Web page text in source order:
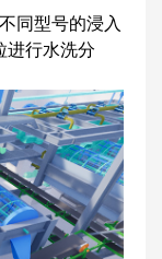
同型号的浸入
进行水洗分